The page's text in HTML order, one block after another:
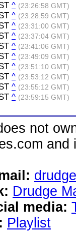
^ (23:26:58 GMT)
^ (23:28:59 GMT)
^ (23:31:00 GMT)
^ (23:37:04 GMT)
^ (23:41:06 GMT)
^ (23:49:09 GMT)
^ (23:51:10 GMT)
^ (23:53:12 GMT)
^ (23:55:12 GMT)
^ (23:59:15 GMT)
not
Drudge
media:
Playlist